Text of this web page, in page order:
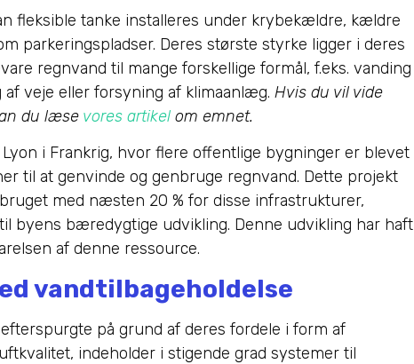
fleksible tanke installeres under krybekældre, kældre
parkeringspladser. Deres største styrke ligger i deres
regnvand til mange forskellige formål, f.eks. vanding
veje eller forsyning af klimaanlæg. Hvis du vil vide
du læse vores artikel om emnet.
i Frankrig, hvor flere offentlige bygninger er blevet
til at genvinde og genbruge regnvand. Dette projekt
med næsten 20 % for disse infrastrukturer,
byens bæredygtige udvikling. Denne udvikling har haft
af denne ressource.
vandtilbageholdelse
på grund af deres fordele i form af
indeholder i stigende grad systemer til